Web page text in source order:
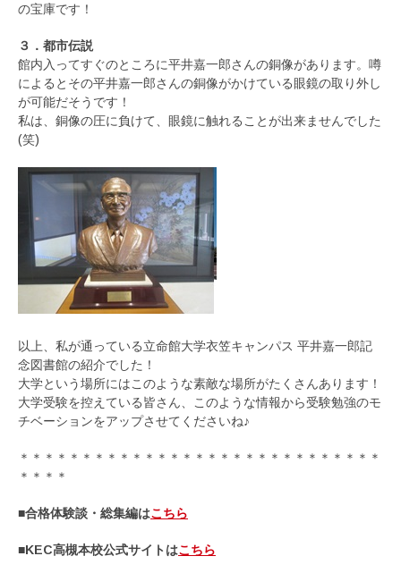
の宝庫です！
３．都市伝説
館内入ってすぐのところに平井嘉一郎さんの銅像があります。噂
によるとその平井嘉一郎さんの銅像がかけている眼鏡の取り外し
が可能だそうです！
私は、銅像の圧に負けて、眼鏡に触れることが出来ませんでした
(笑)
以上、私が通っている立命館大学衣笠キャンパス 平井嘉一郎記
念図書館の紹介でした！
大学という場所にはこのような素敵な場所がたくさんあります！
大学受験を控えている皆さん、このような情報から受験勉強のモ
チベーションをアップさせてくださいね♪
＊＊＊＊＊＊＊＊＊＊＊＊＊＊＊＊＊＊＊＊＊＊＊＊＊＊＊＊＊
＊＊＊＊
■合格体験談・総集編はこちら
■KEC高槻本校公式サイトはこちら